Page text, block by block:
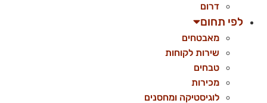
דרום
לפי תחום
מאבטחים
שירות לקוחות
טבחים
מכירות
לוגיסטיקה ומחסנים